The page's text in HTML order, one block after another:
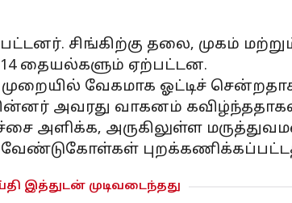
சிங்கிற்கு தலை, முகம்
14 தையல்களும் ஏற்பட்டன.
வேகமாக ஓட்டிச்
அவரது வாகனம்
அளிக்க, அருகிலுள்ள
இத்துடன் முடிவடைந்தது